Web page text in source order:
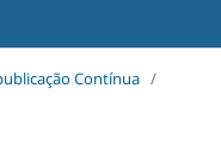
Contínua /